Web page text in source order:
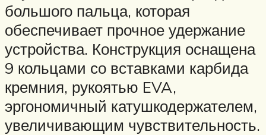
большого пальца, которая
обеспечивает прочное удержание
устройства. Конструкция оснащена
9 кольцами со вставками карбида
кремния, рукоятью EVA,
эргономичный катушкодержателем,
увеличивающим чувствительность.